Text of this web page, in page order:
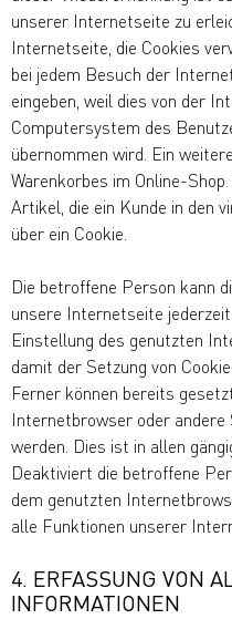
unserer Internetseite zu
Internetseite, die Cookies
bei jedem Besuch der
eingeben, weil dies von der
Computersystem des
übernommen wird. Ein
Warenkorbes im Online-
Artikel, die ein Kunde in den
über ein Cookie.
Die betroffene Person kann
unsere Internetseite
Einstellung des genutzten
damit der Setzung von
Ferner können bereits
Internetbrowser oder
werden. Dies ist in allen
Deaktiviert die betroffene
dem genutzten
alle Funktionen unserer
4. ERFASSUNG VON
INFORMATIONEN